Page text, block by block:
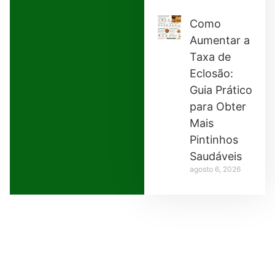
Como
Aumentar a
Taxa de
Eclosão:
Guia Prático
para Obter
Mais
Pintinhos
Saudáveis
agosto 6, 2026